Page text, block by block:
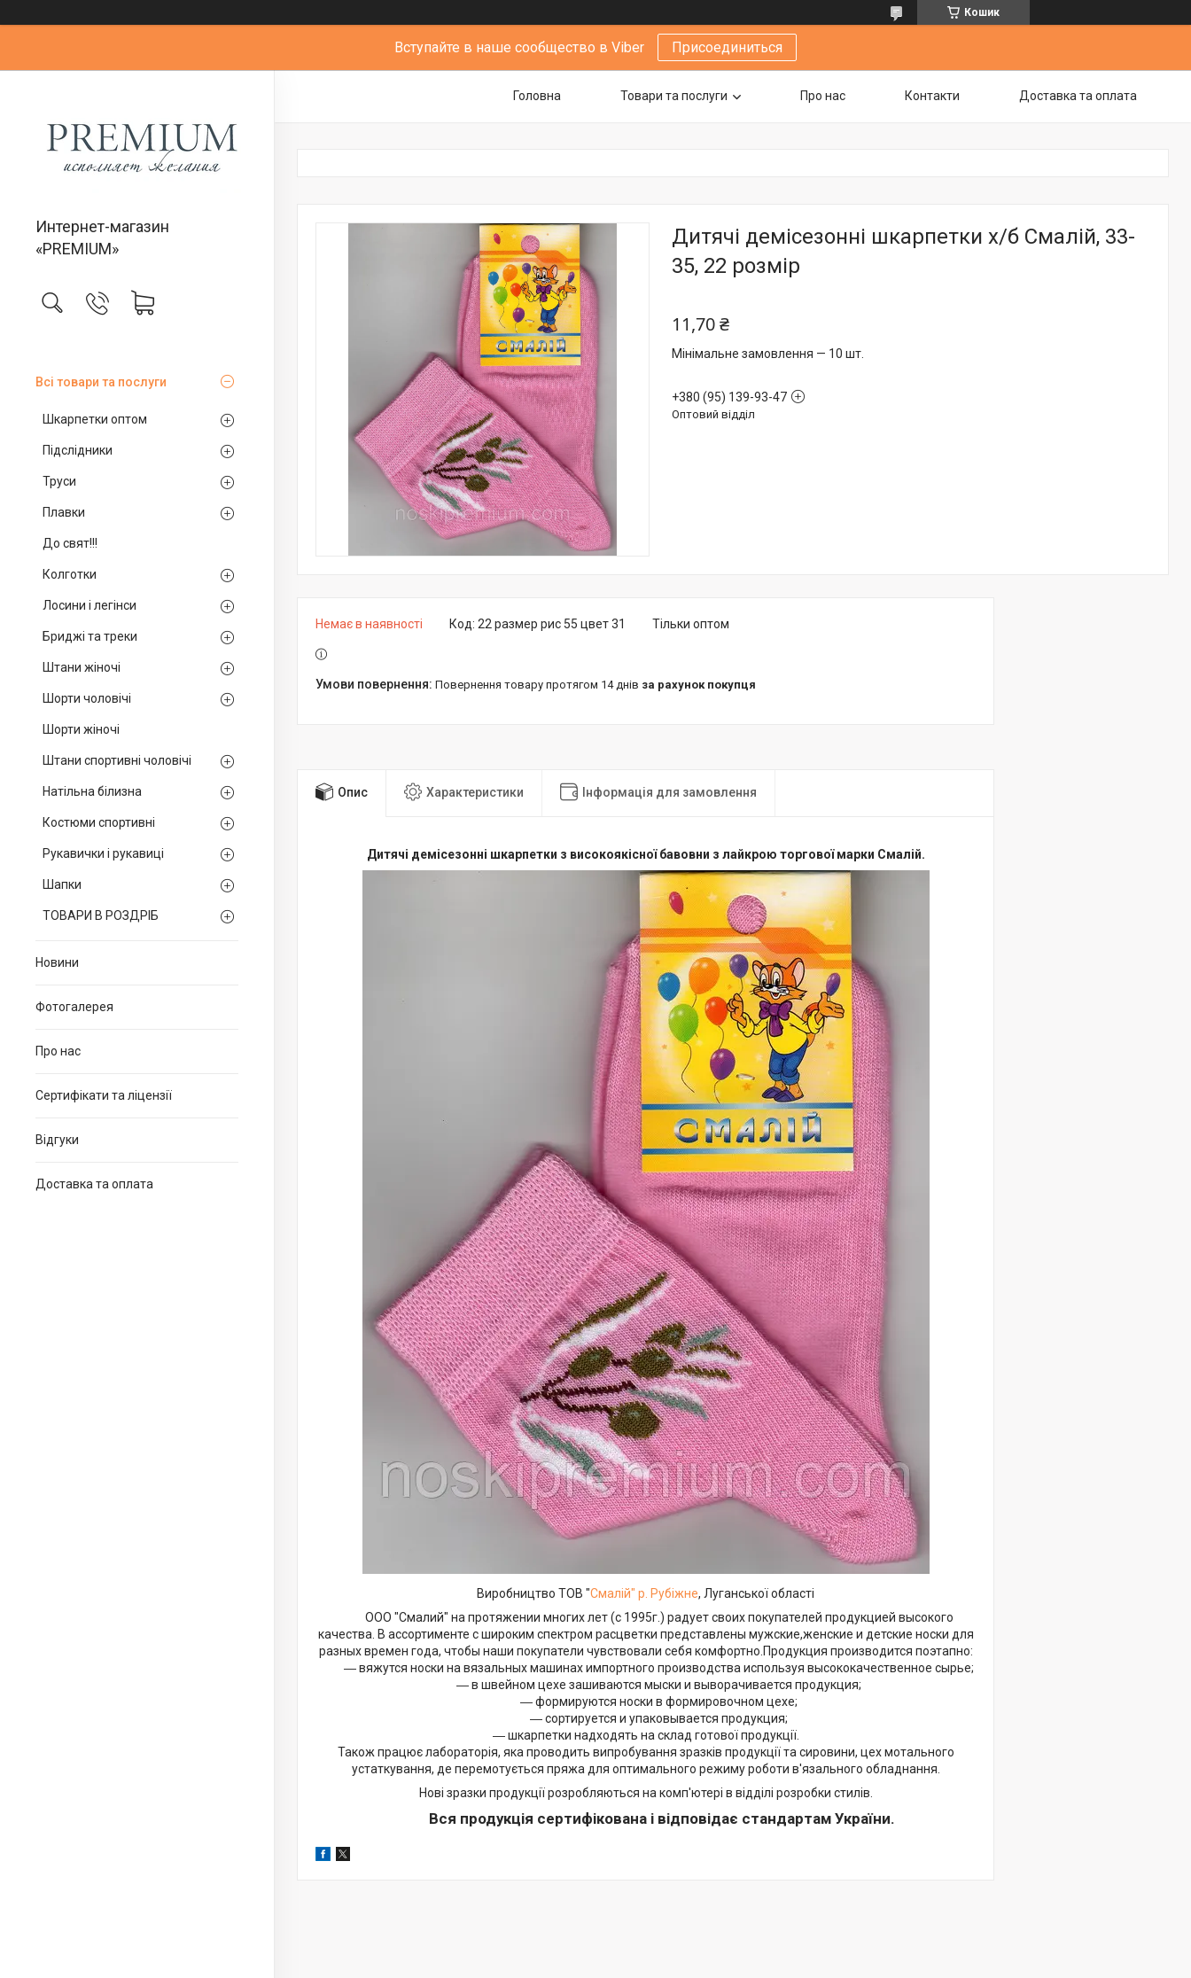
Кошик
Вступайте в наше сообщество в Viber Присоединиться
Интернет-магазин
«PREMIUM»
Всі товари та послуги
Шкарпетки оптом
Підслідники
Труси
Плавки
До свят!!!
Колготки
Лосини і легінси
Бриджі та треки
Штани жіночі
Шорти чоловічі
Шорти жіночі
Штани спортивні чоловічі
Натільна білизна
Костюми спортивні
Рукавички і рукавиці
Шапки
ТОВАРИ В РОЗДРІБ
Новини
Фотогалерея
Про нас
Сертифікати та ліцензії
Відгуки
Доставка та оплата
Головна Товари та послуги Про нас Контакти Доставка та оплата
Дитячі демісезонні шкарпетки х/б Смалій, 33-
35, 22 розмір
11,70 ₴
Мінімальне замовлення — 10 шт.
+380 (95) 139-93-47
Оптовий відділ
Немає в наявності Тільки оптом
Код: 22 размер рис 55 цвет 31
повернення товару протягом 14 днів за рахунок покупця
Опис Характеристики Інформація для замовлення
Дитячі демісезонні шкарпетки з високоякісної бавовни з лайкрою торгової марки Смалій.
Виробництво ТОВ "Смалій" р. Рубіжне, Луганської області
ООО "Смалий" на протяжении многих лет (с 1995г.) радует своих покупателей продукцией высокого
качества. В ассортименте с широким спектром расцветки представлены мужские,женские и детские носки для
разных времен года, чтобы наши покупатели чувствовали себя комфортно.Продукция производится поэтапно:
― вяжутся носки на вязальных машинах импортного производства используя высококачественное сырье;
― в швейном цехе зашиваются мыски и выворачивается продукция;
― формируются носки в формировочном цехе;
― сортируется и упаковывается продукция;
― шкарпетки надходять на склад готової продукції.
Також працює лабораторія, яка проводить випробування зразків продукції та сировини, цех мотального
устаткування, де перемотується пряжа для оптимального режиму роботи в'язального обладнання.
Нові зразки продукції розробляються на комп'ютері в відділі розробки стилів.
Вся продукція сертифікована і відповідає стандартам України.